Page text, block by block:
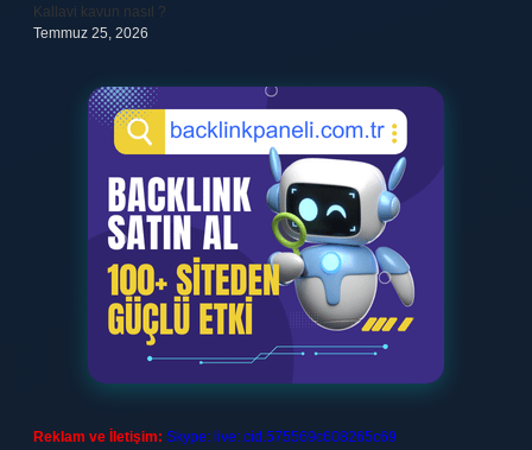
Kallavi kavun nasıl ?
Temmuz 25, 2026
Reklam ve İletişim: Skype: live:.cid.575569c608265c69